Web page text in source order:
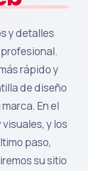
y detalles
rápido y
de diseño
En el
y los
paso,
su sitio